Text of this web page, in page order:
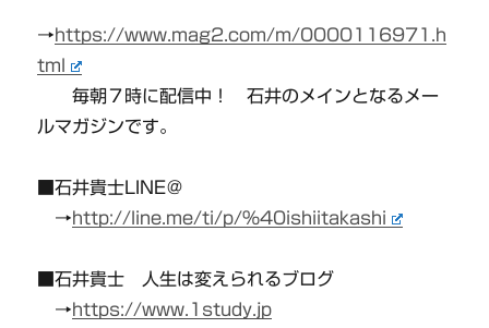
→https://www.mag2.com/m/0000116971.h
tml
毎朝７時に配信中！ 石井のメインとなるメー
ルマガジンです。
■石井貴士LINE＠
→http://line.me/ti/p/%40ishiitakashi
■石井貴士 人生は変えられるブログ
→https://www.1study.jp